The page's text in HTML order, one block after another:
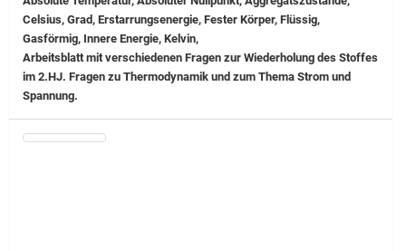
Celsius, Grad, Erstarrungsenergie, Fester Körper, Flüssig,
Gasförmig, Innere Energie, Kelvin,
Arbeitsblatt mit verschiedenen Fragen zur Wiederholung des Stoffes
im 2.HJ. Fragen zu Thermodynamik und zum Thema Strom und
Spannung.